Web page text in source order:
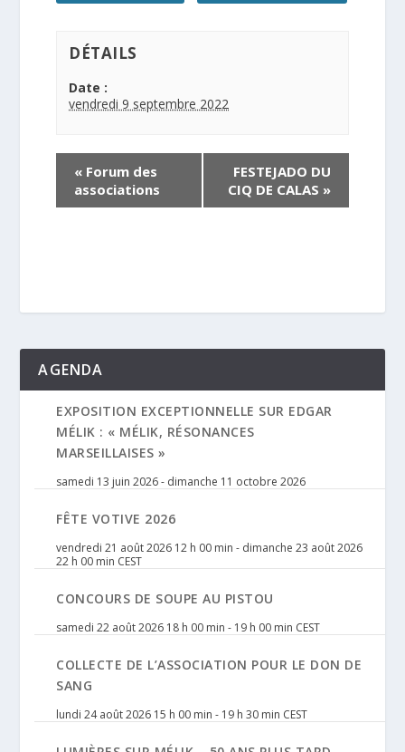
DÉTAILS
Date :
vendredi 9 septembre 2022
« Forum des
associations
FESTEJADO DU
CIQ DE CALAS »
AGENDA
EXPOSITION EXCEPTIONNELLE SUR EDGAR
MÉLIK : « MÉLIK, RÉSONANCES
MARSEILLAISES »
samedi 13 juin 2026- dimanche 11 octobre 2026
FÊTE VOTIVE 2026
vendredi 21 août 2026 12 h 00 min - dimanche 23 août 2026
22 h 00 min CEST
CONCOURS DE SOUPE AU PISTOU
samedi 22 août 2026 18 h 00 min - 19 h 00 min CEST
COLLECTE DE L’ASSOCIATION POUR LE DON DE
SANG
lundi 24 août 2026 15 h 00 min - 19 h 30 min CEST